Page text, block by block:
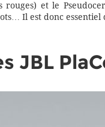
et le
Il est donc essentiel
JBL